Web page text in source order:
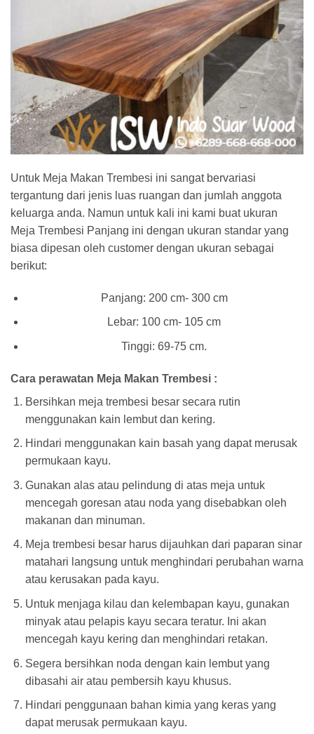
Untuk Meja Makan Trembesi ini sangat bervariasi
tergantung dari jenis luas ruangan dan jumlah anggota
keluarga anda. Namun untuk kali ini kami buat ukuran
Meja Trembesi Panjang ini dengan ukuran standar yang
biasa dipesan oleh customer dengan ukuran sebagai
berikut:
Panjang: 200 cm- 300 cm
Lebar: 100 cm- 105 cm
Tinggi: 69-75 cm.
Cara perawatan Meja Makan Trembesi :
Bersihkan meja trembesi besar secara rutin
menggunakan kain lembut dan kering.
Hindari menggunakan kain basah yang dapat merusak
permukaan kayu.
Gunakan alas atau pelindung di atas meja untuk
mencegah goresan atau noda yang disebabkan oleh
makanan dan minuman.
Meja trembesi besar harus dijauhkan dari paparan sinar
matahari langsung untuk menghindari perubahan warna
atau kerusakan pada kayu.
Untuk menjaga kilau dan kelembapan kayu, gunakan
minyak atau pelapis kayu secara teratur. Ini akan
mencegah kayu kering dan menghindari retakan.
Segera bersihkan noda dengan kain lembut yang
dibasahi air atau pembersih kayu khusus.
Hindari penggunaan bahan kimia yang keras yang
dapat merusak permukaan kayu.